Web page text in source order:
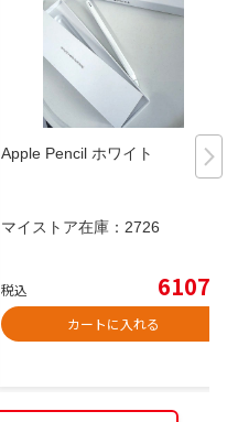
Apple Pencil ホワイト
マイストア在庫： 2726
税込 6107
カートに入れる